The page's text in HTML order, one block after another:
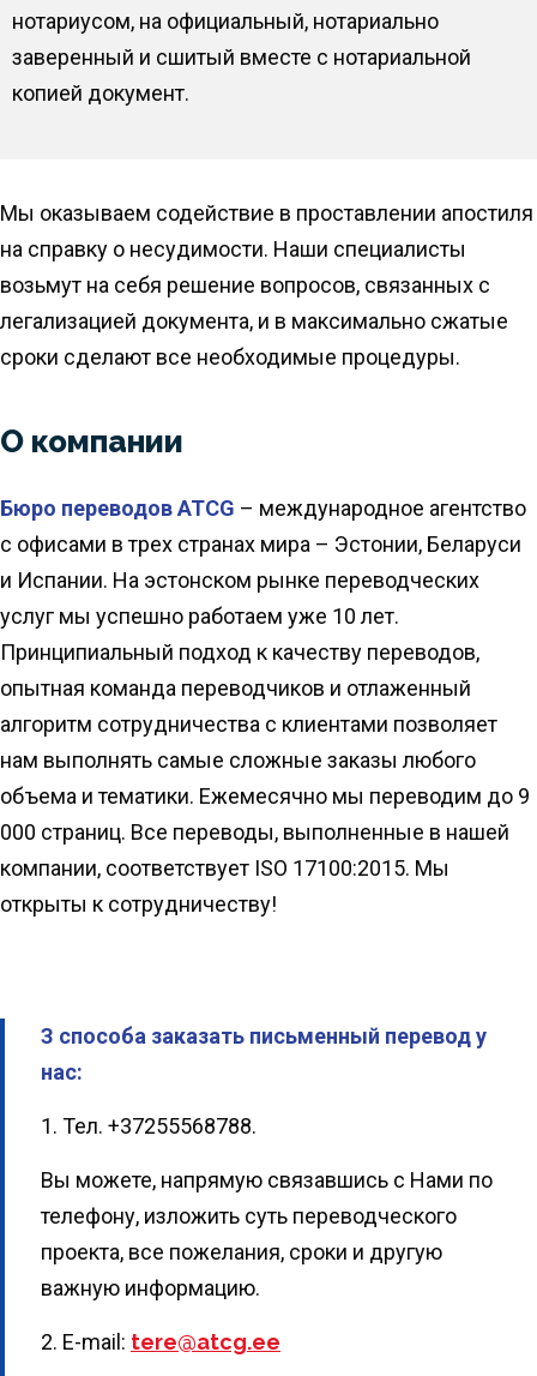
нотариусом, на официальный, нотариально
заверенный и сшитый вместе с нотариальной
копией документ.
Мы оказываем содействие в проставлении апостиля
на справку о несудимости. Наши специалисты
возьмут на себя решение вопросов, связанных с
легализацией документа, и в максимально сжатые
сроки сделают все необходимые процедуры.
О компании
Бюро переводов ATCG – международное агентство
с офисами в трех странах мира – Эстонии, Беларуси
и Испании. На эстонском рынке переводческих
услуг мы успешно работаем уже 10 лет.
Принципиальный подход к качеству переводов,
опытная команда переводчиков и отлаженный
алгоритм сотрудничества с клиентами позволяет
нам выполнять самые сложные заказы любого
объема и тематики. Ежемесячно мы переводим до 9
000 страниц. Все переводы, выполненные в нашей
компании, соответствует ISO 17100:2015. Мы
открыты к сотрудничеству!
З способа заказать письменный перевод у
нас:
1. Тел. +37255568788.
Вы можете, напрямую связавшись с Нами по
телефону, изложить суть переводческого
проекта, все пожелания, сроки и другую
важную информацию.
2. E-mail: tere@atcg.ee